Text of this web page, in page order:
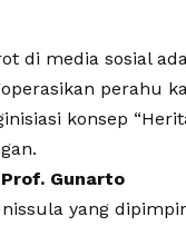
di media sosial
perahu
konsep
Gunarto
yang